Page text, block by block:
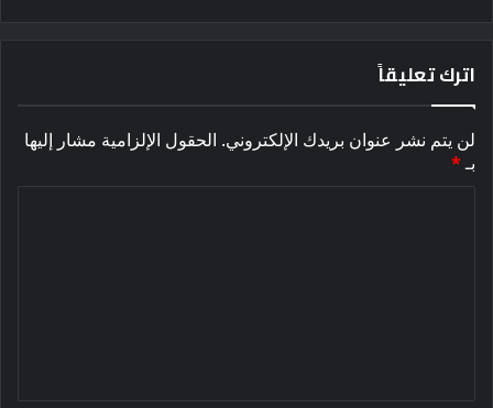
اترك تعليقاً
لن يتم نشر عنوان بريدك الإلكتروني. الحقول الإلزامية مشار إليها
بـ*